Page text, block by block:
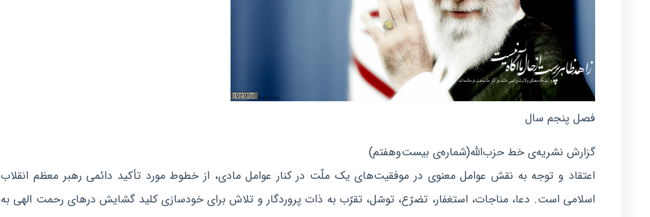
فصل پنجم سال
گزارش نشریه‌ی خط حزب‌الله(شماره‌ی بیست‌و‌هفتم)
اعتقاد و توجه به نقش عوامل معنوی در موفقیت‌های یک ملّت در کنار عوامل مادی، از خطوط مورد تأکید دائمی رهبر معظم انقلاب
اسلامی است. دعا، مناجات، استغفار، تضرّع، توسّل، تقرّب به ذات پروردگار و تلاش برای خودسازی کلید گشایش درهای رحمت الهی به